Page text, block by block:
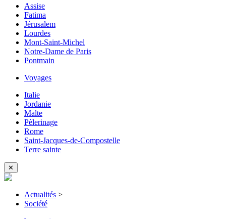
Assise
Fatima
Jérusalem
Lourdes
Mont-Saint-Michel
Notre-Dame de Paris
Pontmain
Voyages
Italie
Jordanie
Malte
Pèlerinage
Rome
Saint-Jacques-de-Compostelle
Terre sainte
✕
Actualités >
Société